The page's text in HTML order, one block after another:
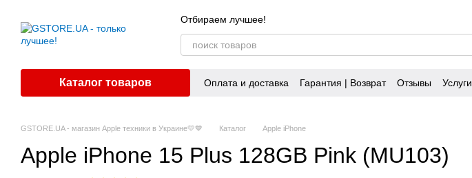
Отбираем лучшее!
Каталог товаров Оплата и доставка Гарантия | Возврат Отзывы Услуги
GSTORE.UA - магазин Apple техники в Украине💛💙 Каталог Apple iPhone
Apple iPhone 15 Plus 128GB Pink (MU103)